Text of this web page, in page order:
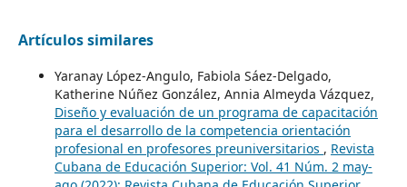
Artículos similares
Yaranay López-Angulo, Fabiola Sáez-Delgado,
Katherine Núñez González, Annia Almeyda Vázquez,
Diseño y evaluación de un programa de capacitación
para el desarrollo de la competencia orientación
profesional en profesores preuniversitarios , Revista
Cubana de Educación Superior: Vol. 41 Núm. 2 may-